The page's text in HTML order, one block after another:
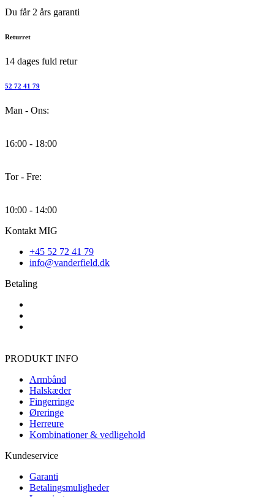
varianter.
Mulighederne
varesiden
Du får 2 års garanti
Returret
14 dages fuld retur
52 72 41 79
Man - Ons:
16:00 - 18:00
Tor - Fre:
10:00 - 14:00
Kontakt MIG
+45 52 72 41 79
info@vanderfield.dk
Betaling
PRODUKT INFO
Armbånd
Halskæder
Fingerringe
Øreringe
Herreure
Kombinationer & vedligehold
Kundeservice
Garanti
Betalingsmuligheder